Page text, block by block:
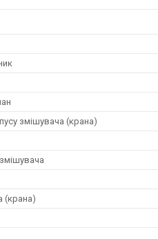
змішувача (крана)
(крана)